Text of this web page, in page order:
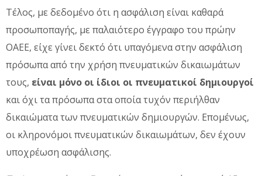
Τέλος, με δεδομένο ότι η ασφάλιση είναι καθαρά
προσωποπαγής, με παλαιότερο έγγραφο του πρώην
ΟΑΕΕ, είχε γίνει δεκτό ότι υπαγόμενα στην ασφάλιση
πρόσωπα από την χρήση πνευματικών δικαιωμάτων
τους, είναι μόνο οι ίδιοι οι πνευματικοί δημιουργοί
και όχι τα πρόσωπα στα οποία τυχόν περιήλθαν
δικαιώματα των πνευματικών δημιουργών. Επομένως,
οι κληρονόμοι πνευματικών δικαιωμάτων, δεν έχουν
υποχρέωση ασφάλισης.